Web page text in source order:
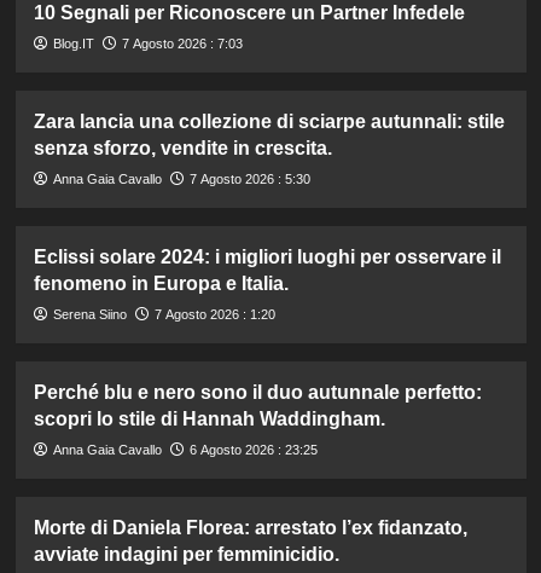
10 Segnali per Riconoscere un Partner Infedele
Blog.IT 7 Agosto 2026 : 7:03
Zara lancia una collezione di sciarpe autunnali: stile
senza sforzo, vendite in crescita.
Anna Gaia Cavallo 7 Agosto 2026 : 5:30
Eclissi solare 2024: i migliori luoghi per osservare il
fenomeno in Europa e Italia.
Serena Siino 7 Agosto 2026 : 1:20
Perché blu e nero sono il duo autunnale perfetto:
scopri lo stile di Hannah Waddingham.
Anna Gaia Cavallo 6 Agosto 2026 : 23:25
Morte di Daniela Florea: arrestato l’ex fidanzato,
avviate indagini per femminicidio.